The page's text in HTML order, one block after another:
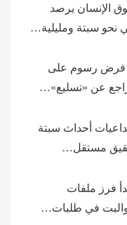
الإنسان يرصد
نحو سبتة ومليلية…
فرض رسوم على
عن «تسليع»…
أحداث سبتة
مستقل…
فرز ملفات
والبت في طلبات…